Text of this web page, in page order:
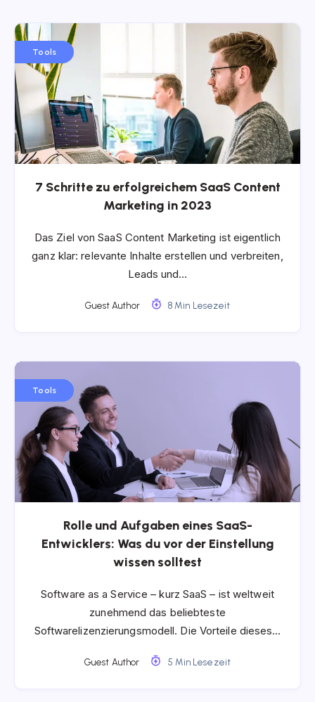
Tools
7 Schritte zu erfolgreichem SaaS Content
Marketing in 2023
Das Ziel von SaaS Content Marketing ist eigentlich
ganz klar: relevante Inhalte erstellen und verbreiten,
Leads und…
Guest Author 8 Min Lesezeit
Tools
Rolle und Aufgaben eines SaaS-
Entwicklers: Was du vor der Einstellung
wissen solltest
Software as a Service – kurz SaaS – ist weltweit
zunehmend das beliebteste
Softwarelizenzierungsmodell. Die Vorteile dieses…
Guest Author 5 Min Lesezeit